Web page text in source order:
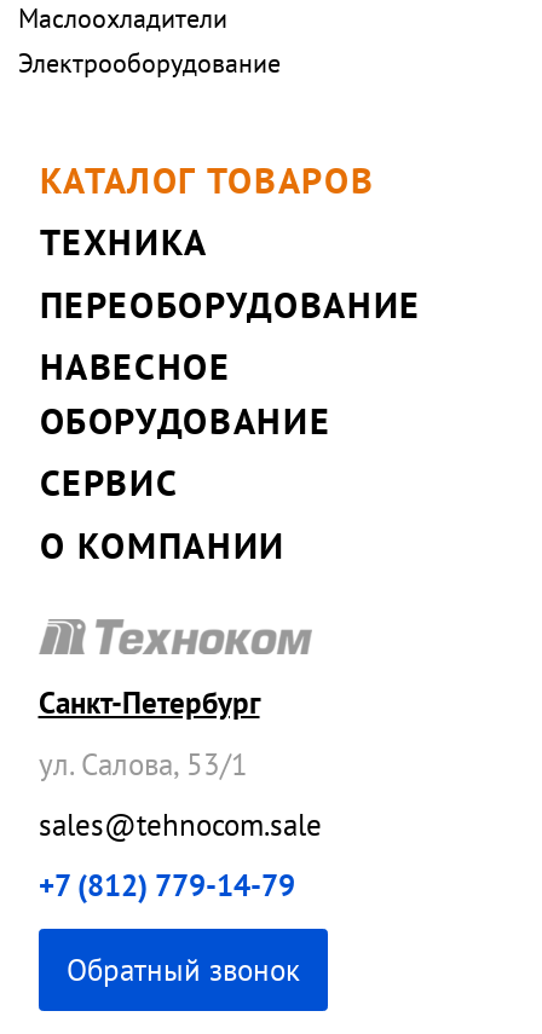
Маслоохладители
Электрооборудование
КАТАЛОГ ТОВАРОВ
ТЕХНИКА
ПЕРЕОБОРУДОВАНИЕ
НАВЕСНОЕ
ОБОРУДОВАНИЕ
СЕРВИС
О КОМПАНИИ
Санкт-Петербург
ул. Салова, 53/1
sales@tehnocom.sale
+7 (812) 779-14-79
Обратный звонок